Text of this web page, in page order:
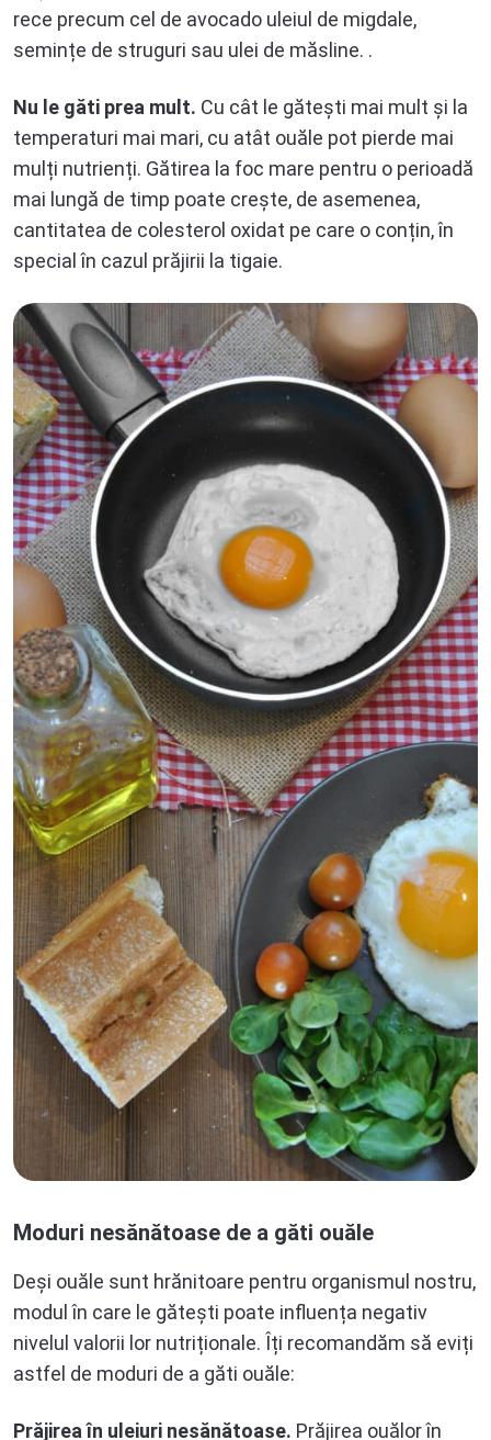
rece precum cel de avocado uleiul de migdale,
semințe de struguri sau ulei de măsline. .
Nu le găti prea mult. Cu cât le gătești mai mult și la
temperaturi mai mari, cu atât ouăle pot pierde mai
mulți nutrienți. Gătirea la foc mare pentru o perioadă
mai lungă de timp poate crește, de asemenea,
cantitatea de colesterol oxidat pe care o conțin, în
special în cazul prăjirii la tigaie.
Moduri nesănătoase de a găti ouăle
Deși ouăle sunt hrănitoare pentru organismul nostru,
modul în care le gătești poate influența negativ
nivelul valorii lor nutriționale. Îți recomandăm să eviți
astfel de moduri de a găti ouăle:
Prăjirea în uleiuri nesănătoase. Prăjirea ouălor în